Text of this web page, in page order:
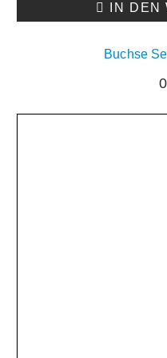
IN DEN
Buchse